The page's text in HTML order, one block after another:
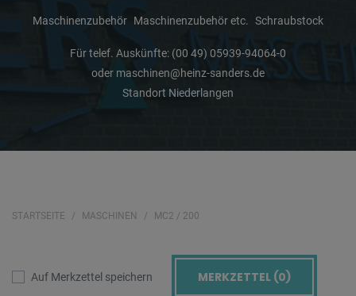
Maschinenzubehör Maschinenzubehör etc. Schraubstock
Für telef. Auskünfte: (00 49) 05939-94064-0
oder maschinen@heinz-sanders.de
Standort Niederlangen
STARTSEITE MASCHINEN MC2 / 200
Auf Merkzettel speichern MERKZETTEL (0)